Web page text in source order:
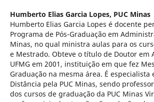
Humberto Elias Garcia Lopes, PUC Minas
Humberto Elias Garcia Lopes é docente
Programa de Pós-Graduação em
Minas, no qual ministra aulas para os
e Mestrado. Obteve o título de Doutor em
UFMG em 2001, instituição em que fez
Graduação na mesma área. É especialista
Distância pela PUC Minas, sendo
dos cursos de graduação da PUC Minas